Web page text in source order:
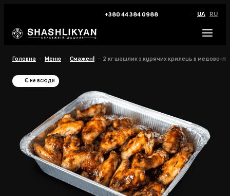
+380 44 384 0988 UA RU
Головна Меню Смажені 2 кг шашлик з курячих крилець в медово-
Є не всюди